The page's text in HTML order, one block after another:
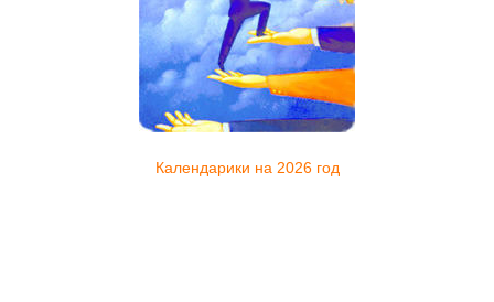
Календарики на 2026 год